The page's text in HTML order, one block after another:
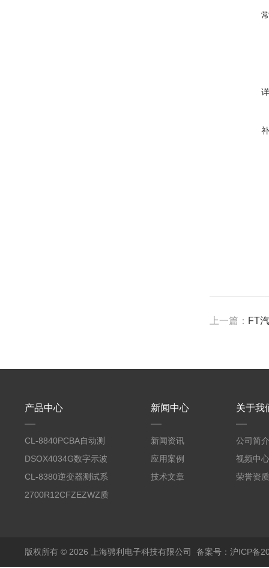
上一篇： FT
产品中心
CL-8840PCBA自动测
试台系统
DSOX4034G数字示波
器
CL-8380逆变器测试系
统台
2700R12CFZEZWZ质
新闻中心
新闻资讯
应用案例
技术文章
关于我
公司简介
视频中心
荣誉资质
版权所有 © 2026 上海骋利电子科技有限公司 备案号：沪ICP备